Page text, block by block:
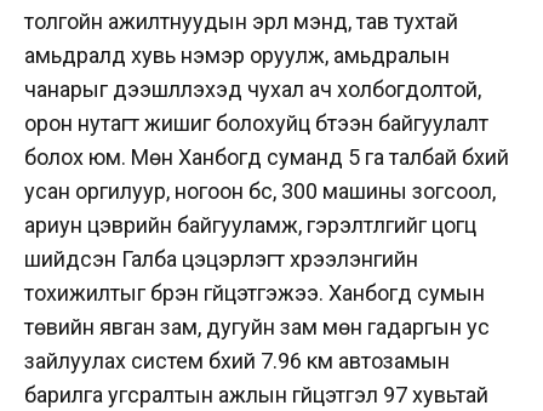
толгойн ажилтнуудын эрүүл мэнд, тав тухтай
амьдралд хувь нэмэр оруулж, амьдралын
чанарыг дээшлүүлэхэд чухал ач холбогдолтой,
орон нутагт жишиг болохуйц бүтээн байгуулалт
болох юм. Мөн Ханбогд суманд 5 га талбай бүхий
усан оргилуур, ногоон бүс, 300 машины зогсоол,
ариун цэврийн байгууламж, гэрэлтүүлгийг цогц
шийдсэн Галба цэцэрлэгт хүрээлэнгийн
тохижилтыг бүрэн гүйцэтгэжээ. Ханбогд сумын
төвийн явган зам, дугуйн зам мөн гадаргын ус
зайлуулах систем бүхий 7.96 км автозамын
барилга угсралтын ажлын гүйцэтгэл 97 хувьтай